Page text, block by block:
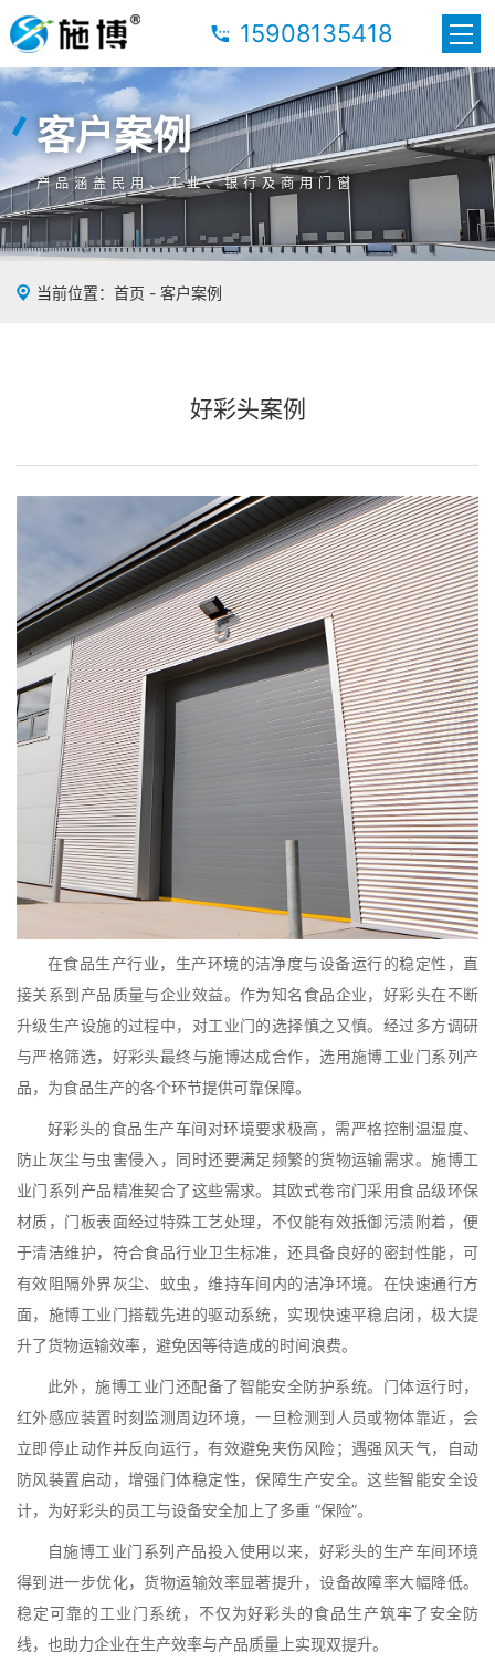
15908135418
客户案例
产品涵盖民用、工业、银行及商用门窗
客户案例
产品涵盖民用、工业、银行及商用门窗
客户案例
产品涵盖民用、工业、银行及商用门窗
当前位置： 首页 - 客户案例
好彩头案例
在食品生产行业，生产环境的洁净度与设备运行的稳定性，直
接关系到产品质量与企业效益。作为知名食品企业，好彩头在不断
升级生产设施的过程中，对工业门的选择慎之又慎。经过多方调研
与严格筛选，好彩头最终与施博达成合作，选用施博工业门系列产
品，为食品生产的各个环节提供可靠保障。
好彩头的食品生产车间对环境要求极高，需严格控制温湿度、
防止灰尘与虫害侵入，同时还要满足频繁的货物运输需求。施博工
业门系列产品精准契合了这些需求。其欧式卷帘门采用食品级环保
材质，门板表面经过特殊工艺处理，不仅能有效抵御污渍附着，便
于清洁维护，符合食品行业卫生标准，还具备良好的密封性能，可
有效阻隔外界灰尘、蚊虫，维持车间内的洁净环境。在快速通行方
面，施博工业门搭载先进的驱动系统，实现快速平稳启闭，极大提
升了货物运输效率，避免因等待造成的时间浪费。
此外，施博工业门还配备了智能安全防护系统。门体运行时，
红外感应装置时刻监测周边环境，一旦检测到人员或物体靠近，会
立即停止动作并反向运行，有效避免夹伤风险；遇强风天气，自动
防风装置启动，增强门体稳定性，保障生产安全。这些智能安全设
计，为好彩头的员工与设备安全加上了多重 “保险”。
自施博工业门系列产品投入使用以来，好彩头的生产车间环境
得到进一步优化，货物运输效率显著提升，设备故障率大幅降低。
稳定可靠的工业门系统，不仅为好彩头的食品生产筑牢了安全防
线，也助力企业在生产效率与产品质量上实现双提升。